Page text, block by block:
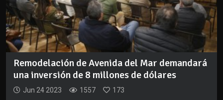
Remodelación de Avenida del Mar demandará
una inversión de 8 millones de dólares
Jun 24 2023 1557
173